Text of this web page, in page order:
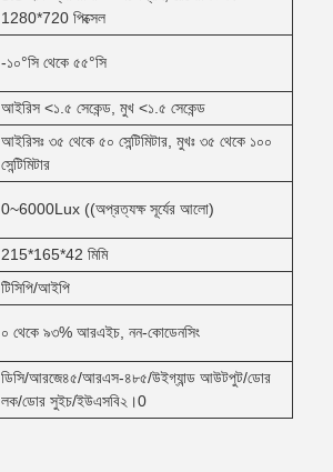
1280*720 পিক্সেল
-১০°সি থেকে ৫৫°সি
আইরিস <১.৫ সেকেন্ড, মুখ <১.৫ সেকেন্ড
আইরিসঃ ৩৫ থেকে ৫০ সেন্টিমিটার, মুখঃ ৩৫ থেকে ১০০
সেন্টিমিটার
0~6000Lux ((অপ্রত্যক্ষ সূর্যের আলো)
215*165*42 মিমি
টিসিপি/আইপি
০ থেকে ৯৩% আরএইচ, নন-কোডেনসিং
ডিসি/আরজে৪৫/আরএস-৪৮৫/উইগ্যান্ড আউটপুট/ডোর
লক/ডোর সুইচ/ইউএসবি২।0